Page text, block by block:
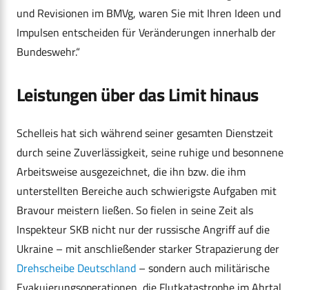
und Revisionen im BMVg, waren Sie mit Ihren Ideen und
Impulsen entscheiden für Veränderungen innerhalb der
Bundeswehr.“
Leistungen über das Limit hinaus
Schelleis hat sich während seiner gesamten Dienstzeit
durch seine Zuverlässigkeit, seine ruhige und besonnene
Arbeitsweise ausgezeichnet, die ihn bzw. die ihm
unterstellten Bereiche auch schwierigste Aufgaben mit
Bravour meistern ließen. So fielen in seine Zeit als
Inspekteur SKB nicht nur der russische Angriff auf die
Ukraine – mit anschließender starker Strapazierung der
Drehscheibe Deutschland – sondern auch militärische